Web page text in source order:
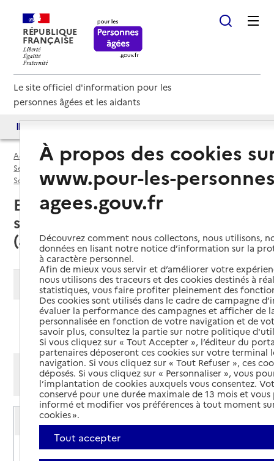
RÉPUBLIQUE
FRANÇAISE
Le site officiel d'information pour les
personnes âgées et les aidants
Accueil
Espace annuaire
Services autonomie à domicile (aide) par département
Somme (80)
Service autonomie à domicile (aide)
Eppeville (80400) : liste des
services autonomie à domicile
(aide)
Modifier ma recherche
Ajouter cette recherche aux favoris
Afficher les résultats par:
Mode liste
Mode carte
Service autonomie à domicile (aide)
Services du CCAS
Adresse
105 rue du maréchal Leclerc
À propos des cookies
www.pour-les-
agees.gouv.fr
Découvrez comment nous collectons, nous utilisons,
données en lisant notre notice d’information sur la
à caractère personnel.
Afin de mieux vous servir et d’améliorer votre
nous utilisons des traceurs et des cookies destinés à
statistiques, vous faire profiter pleinement des
Des cookies sont utilisés dans le cadre de campagne
évaluer la performance des campagnes et afficher de
personnalisée en fonction de votre navigation et de
savoir plus, consultez la partie sur notre politique
Si vous cliquez sur « Tout Accepter », l’éditeur du
partenaires déposeront ces cookies sur votre terminal
navigation. Si vous cliquez sur « Tout Refuser », ces
déposés. Si vous cliquez sur « Personnaliser », vous
l’implantation de cookies auxquels vous consentez.
conservé pour une durée maximale de 13 mois et
informé et modifier vos préférences à tout moment
cookies ».
Tout accepter